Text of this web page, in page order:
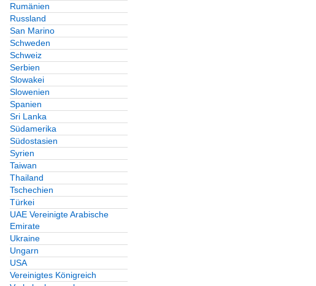
Rumänien
Russland
San Marino
Schweden
Schweiz
Serbien
Slowakei
Slowenien
Spanien
Sri Lanka
Südamerika
Südostasien
Syrien
Taiwan
Thailand
Tschechien
Türkei
UAE Vereinigte Arabische
Emirate
Ukraine
Ungarn
USA
Vereinigtes Königreich